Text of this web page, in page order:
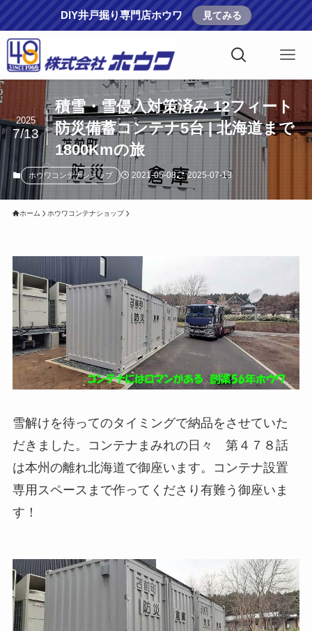
DIY井戸掘り専門店ホウワ 見てみる
積雪・雪侵入対策済み 12フィート
防災備蓄コンテナ5台 | 北海道まで
1800Kmの旅
2025
7/13
ホウワコンテナショップ 2021-05-08 2025-07-13
ホーム ホウワコンテナショップ
雪解けを待ってのタイミングで納品をさせていた
だきました。コンテナまみれの日々 第４７８話
は本州の離れ北海道で御座います。コンテナ設置
専用スペースまで作ってくださり有難う御座いま
す！